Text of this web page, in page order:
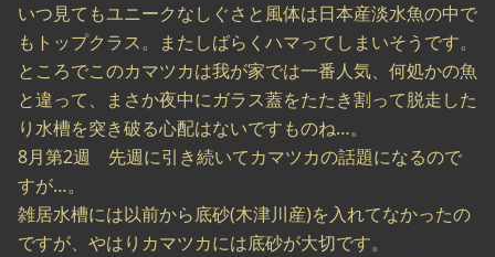
いつ見てもユニークなしぐさと風体は日本産淡水魚の中で
もトップクラス。またしばらくハマってしまいそうです。
ところでこのカマツカは我が家では一番人気、何処かの魚
と違って、まさか夜中にガラス蓋をたたき割って脱走した
り水槽を突き破る心配はないですものね…。
8月第2週 先週に引き続いてカマツカの話題になるので
すが…。
雑居水槽には以前から底砂(木津川産)を入れてなかったの
ですが、やはりカマツカには底砂が大切です。